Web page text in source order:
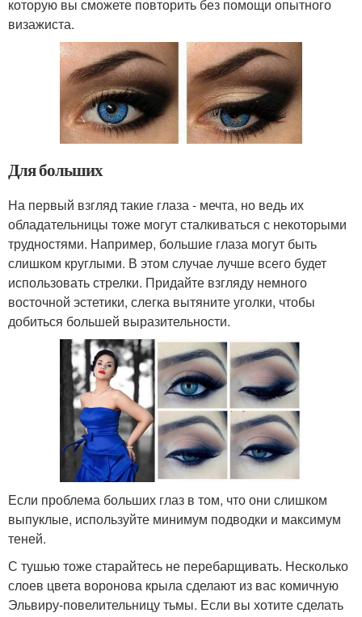
которую вы сможете повторить без помощи опытного
визажиста.
Для больших
На первый взгляд такие глаза - мечта, но ведь их
обладательницы тоже могут сталкиваться с некоторыми
трудностями. Например, большие глаза могут быть
слишком круглыми. В этом случае лучше всего будет
использовать стрелки. Придайте взгляду немного
восточной эстетики, слегка вытяните уголки, чтобы
добиться большей выразительности.
Если проблема больших глаз в том, что они слишком
выпуклые, используйте минимум подводки и максимум
теней.
С тушью тоже старайтесь не перебарщивать. Несколько
слоев цвета воронова крыла сделают из вас комичную
Эльвиру-повелительницу тьмы. Если вы хотите сделать